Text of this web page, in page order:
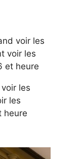
les
les
heure